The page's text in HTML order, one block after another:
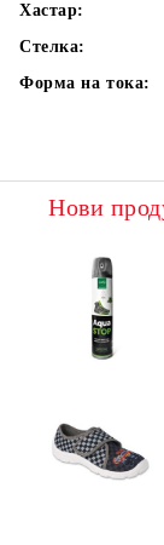
Хастар:
Стелка:
Форма на тока:
Нови